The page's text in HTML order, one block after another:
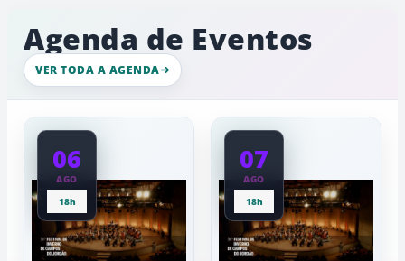
e
tornar
a
cidade
mais
sustentável
a
Agenda de Eventos
VER TODA A AGENDA
06
AGO
18h
07
AGO
18h